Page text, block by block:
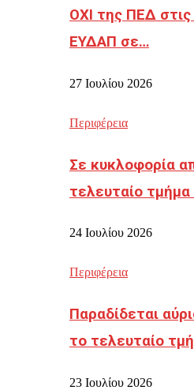
ΟΧΙ της ΠΕΔ
ΕΥΔΑΠ σε…
27 Ιουλίου 2026
Περιφέρεια
Σε κυκλοφορία
τελευταίο
24 Ιουλίου 2026
Περιφέρεια
Παραδίδεται
το τελευταίο
23 Ιουλίου 2026